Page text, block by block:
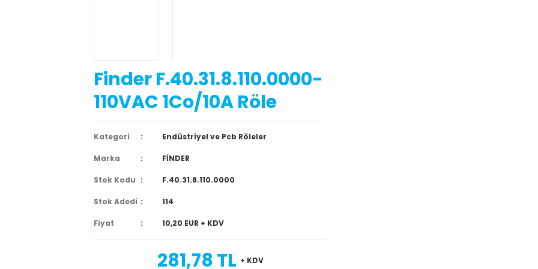
Finder F.40.31.8.110.0000-
110VAC 1Co/10A Röle
Kategori Endüstriyel ve Pcb Röleler
Marka FİNDER
Stok Kodu F.40.31.8.110.0000
Stok Adedi 114
Fiyat 10,20 EUR + KDV
281,78 TL + KDV